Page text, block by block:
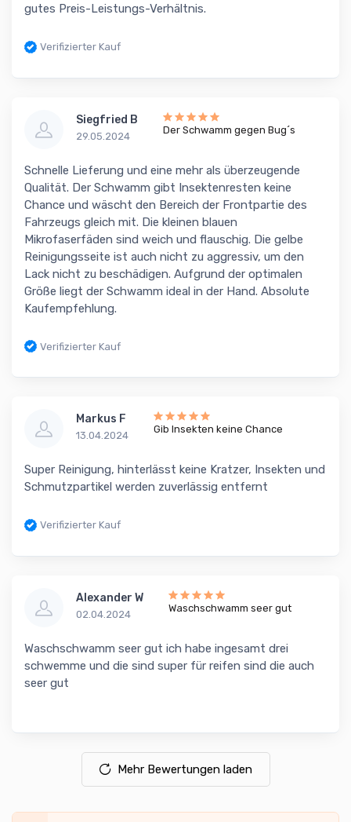
gutes Preis-Leistungs-Verhältnis.
Verifizierter Kauf
Siegfried B
29.05.2024
Der Schwamm gegen Bug´s
Schnelle Lieferung und eine mehr als überzeugende
Qualität. Der Schwamm gibt Insektenresten keine
Chance und wäscht den Bereich der Frontpartie des
Fahrzeugs gleich mit. Die kleinen blauen
Mikrofaserfäden sind weich und flauschig. Die gelbe
Reinigungsseite ist auch nicht zu aggressiv, um den
Lack nicht zu beschädigen. Aufgrund der optimalen
Größe liegt der Schwamm ideal in der Hand. Absolute
Kaufempfehlung.
Verifizierter Kauf
Markus F
13.04.2024
Gib Insekten keine Chance
Super Reinigung, hinterlässt keine Kratzer, Insekten und
Schmutzpartikel werden zuverlässig entfernt
Verifizierter Kauf
Alexander W
02.04.2024
Waschschwamm seer gut
Waschschwamm seer gut ich habe ingesamt drei
schwemme und die sind super für reifen sind die auch
seer gut
Mehr Bewertungen laden